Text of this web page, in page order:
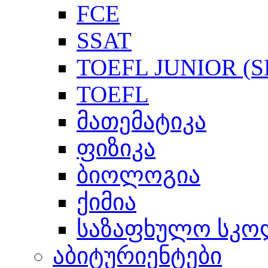
FCE
SSAT
TOEFL JUNIOR
TOEFL
მათემატიკა
ფიზიკა
ბიოლოგია
ქიმია
საზაფხულო
აბიტურიენტები